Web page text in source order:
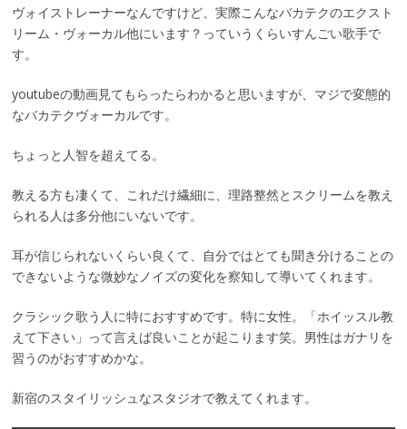
ヴォイストレーナーなんですけど、実際こんなバカテクのエクスト
リーム・ヴォーカル他にいます？っていうくらいすんごい歌手で
す。
youtubeの動画見てもらったらわかると思いますが、マジで変態的
なバカテクヴォーカルです。
ちょっと人智を超えてる。
教える方も凄くて、これだけ繊細に、理路整然とスクリームを教え
られる人は多分他にいないです。
耳が信じられないくらい良くて、自分ではとても聞き分けることの
できないような微妙なノイズの変化を察知して導いてくれます。
クラシック歌う人に特におすすめです。特に女性。「ホイッスル教
えて下さい」って言えば良いことが起こります笑。男性はガナリを
習うのがおすすめかな。
新宿のスタイリッシュなスタジオで教えてくれます。